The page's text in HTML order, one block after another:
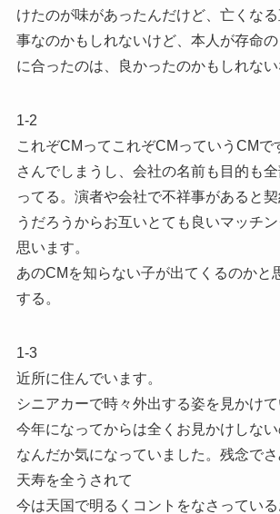
けたのが味があったんだけど、亡くな
事なのかもしれないけど、本人が存命
に合ったのは、良かったのかもしれない
1-2
これぞCMってこれぞCMっていうCMで
さんでしまうし、会社の名前も目的も
ってる。演者や会社で不祥事があると
うだろうからお互いとても良いマッチ
思います。
あのCMを知らない子が出てくるのかと
する。
1-3
近所に住んでいます。
シニアカーで時々外出する姿を見かけ
今年になってからは全くお見かけしな
なんだか気になっていました。残念で
天寿を全うされて
今は天国で明るくコントをなさってい